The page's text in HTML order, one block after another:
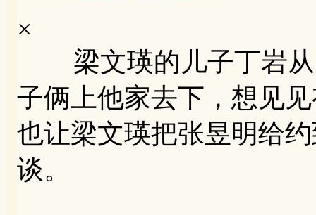
×
梁文瑛的儿子丁岩从
子俩上他家去下，想见
也让梁文瑛把张昱明给
谈。